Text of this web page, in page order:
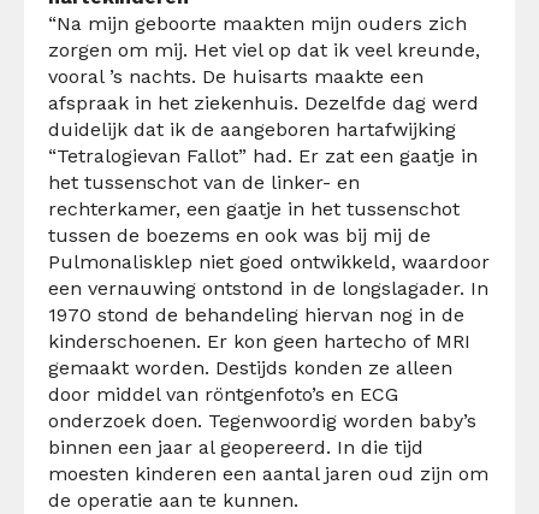
“Na mijn geboorte maakten mijn ouders zich
zorgen om mij. Het viel op dat ik veel kreunde,
vooral ’s nachts. De huisarts maakte een
afspraak in het ziekenhuis. Dezelfde dag werd
duidelijk dat ik de aangeboren hartafwijking
“Tetralogievan Fallot” had. Er zat een gaatje in
het tussenschot van de linker- en
rechterkamer, een gaatje in het tussenschot
tussen de boezems en ook was bij mij de
Pulmonalisklep niet goed ontwikkeld, waardoor
een vernauwing ontstond in de longslagader. In
1970 stond de behandeling hiervan nog in de
kinderschoenen. Er kon geen hartecho of MRI
gemaakt worden. Destijds konden ze alleen
door middel van röntgenfoto’s en ECG
onderzoek doen. Tegenwoordig worden baby’s
binnen een jaar al geopereerd. In die tijd
moesten kinderen een aantal jaren oud zijn om
de operatie aan te kunnen.